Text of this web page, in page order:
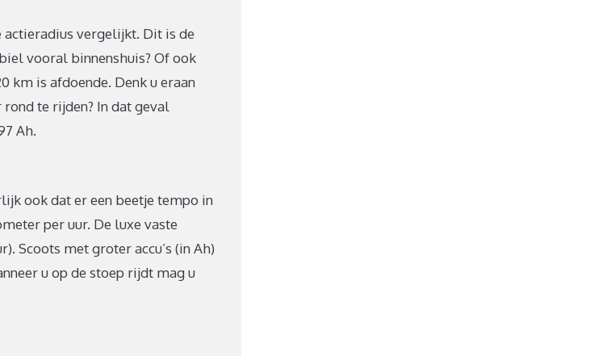
actieradius vergelijkt. Dit is de
vooral binnenshuis? Of ook
km is afdoende. Denk u eraan
te rijden? In dat geval
Ah.
ook dat er een beetje tempo in
per uur. De luxe vaste
Scoots met groter accu’s (in Ah)
u op de stoep rijdt mag u